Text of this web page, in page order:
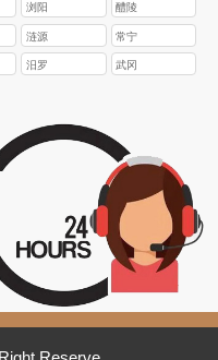
浏阳 醴陵
涟源 常宁
汨罗 武冈